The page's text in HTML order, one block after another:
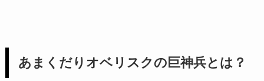
あまくだりオベリスクの巨神兵とは？